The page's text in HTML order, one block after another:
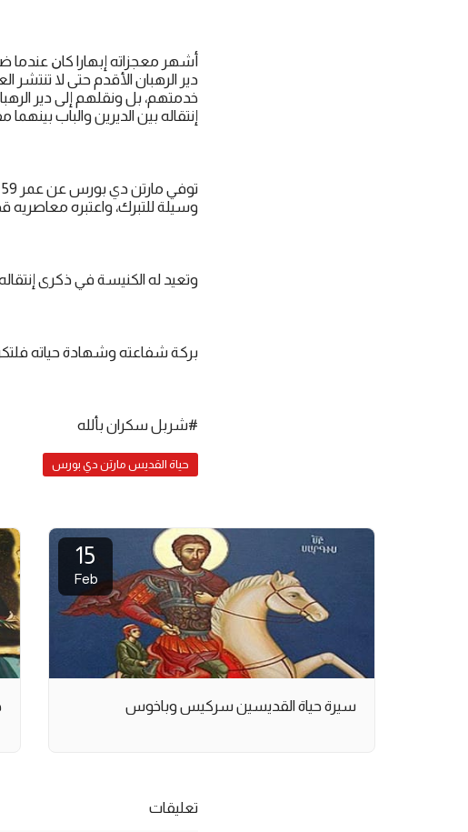
دير الرهبان الأقدم حتى لا
خدمتهم، بل ونقلهم إلى دير
إنتقاله بين الديرين والباب
وسيلة للتبرك، واعتبره
وتعيد له الكنيسة في ذكرى إنتقاله 3 نوفمبر، وتضعه كشفيع للهجناء (مختلطي العرق) ومن يعانون
بركة شفاعته وشهادة حياته
#شربل سكران بألله
حياة القديس مارتن دي بورس
15
Feb
سيرة حياة القديسين سركيس وباخوس
تعليقات